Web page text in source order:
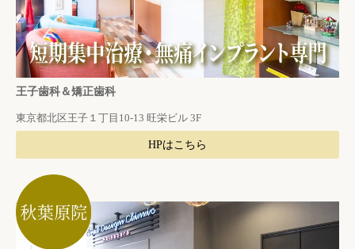
王子歯科＆矯正歯科
東京都北区王子１丁目10-13 旺栄ビル 3F
HPはこちら